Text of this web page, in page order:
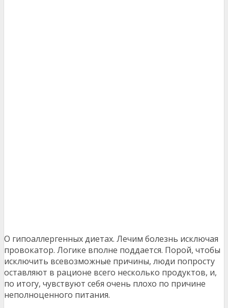
О гипоаллергенных диетах. Лечим болезнь исключая
провокатор. Логике вполне поддается. Порой, чтобы
исключить всевозможные причины, люди попросту
оставляют в рационе всего несколько продуктов, и,
по итогу, чувствуют себя очень плохо по причине
неполноценного питания.